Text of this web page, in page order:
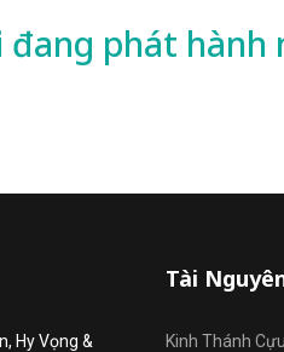
đang phát hành
Hy Vọng &
Tài
Kinh Thánh